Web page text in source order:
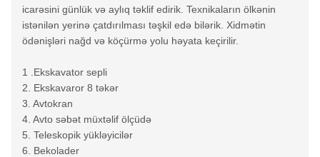
icarəsini günlük və aylıq təklif edirik. Texnikaların ölkənin
istənilən yerinə çatdırılması təşkil edə bilərik. Xidmətin
ödənişləri nağd və köçürmə yolu həyata keçirilir.
1 .Ekskavator sepli
2. Ekskavaror 8 təkər
3. Avtokran
4. Avto səbət müxtəlif ölçüdə
5. Teleskopik yükləyicilər
6. Bekolader